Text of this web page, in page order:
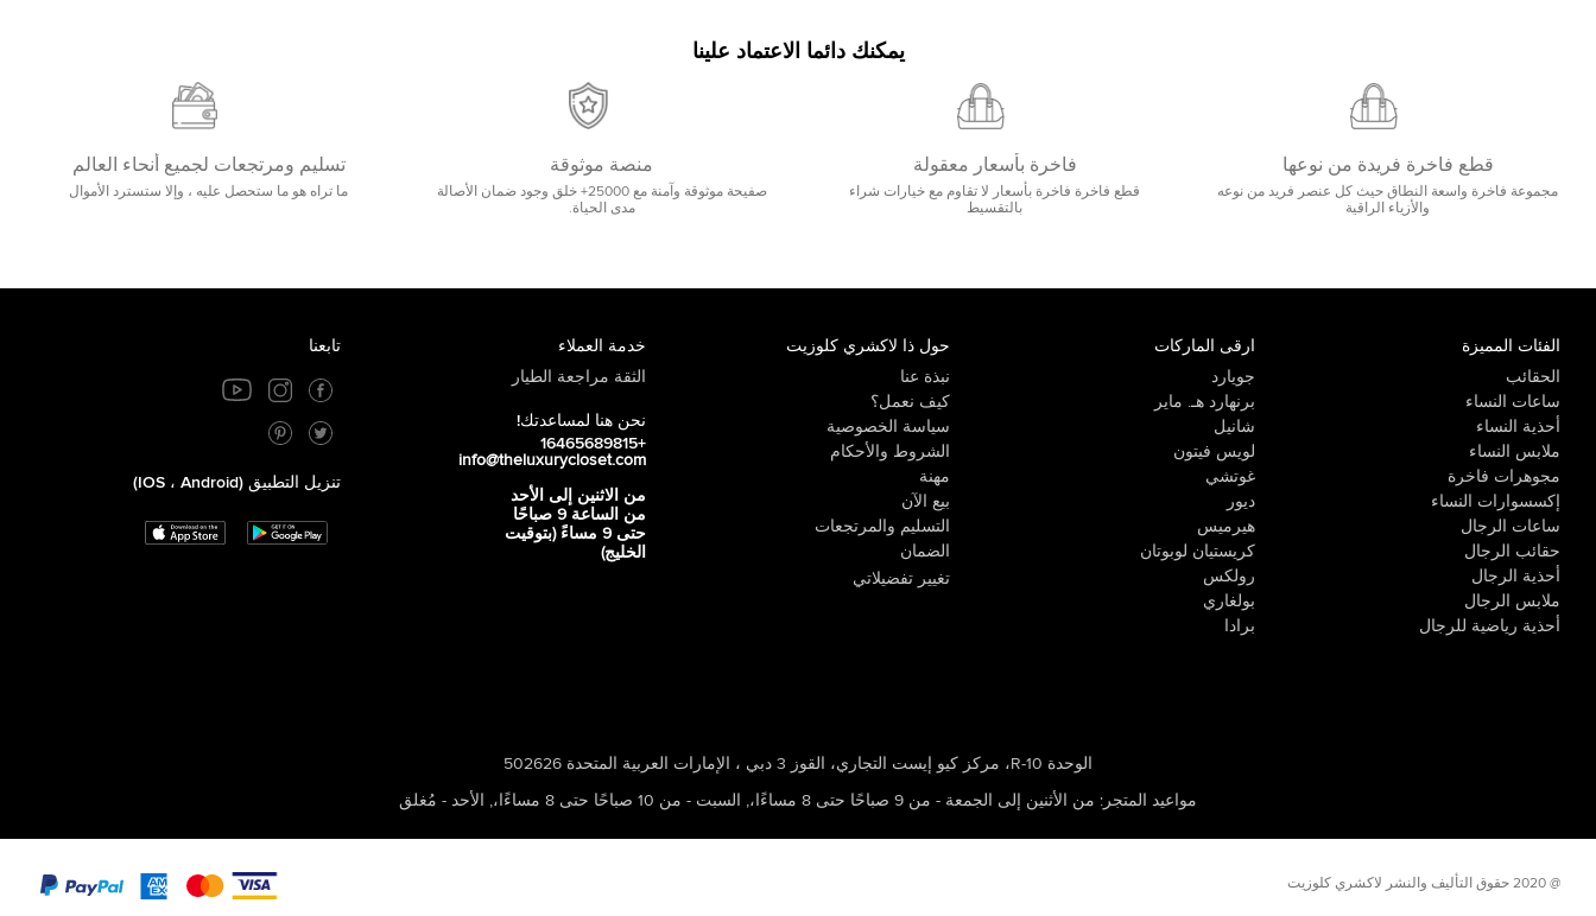
يمكنك دائما الاعتماد علينا
قطع فاخرة فريدة من نوعها
مجموعة فاخرة واسعة النطاق حيث كل عنصر فريد من نوعه
والأزياء الراقية
فاخرة بأسعار معقولة
قطع فاخرة فاخرة بأسعار لا تقاوم مع خيارات شراء
بالتقسيط
منصة موثوقة
صفيحة موثوقة وآمنة مع 25000+ خلق وجود ضمان الأصالة
مدى الحياة.
تسليم ومرتجعات لجميع أنحاء العالم
ما تراه هو ما ستحصل عليه ، وإلا ستسترد الأموال
الفئات المميزة
الحقائب
ساعات النساء
أحذية النساء
ملابس النساء
مجوهرات فاخرة
إكسسوارات النساء
ساعات الرجال
حقائب الرجال
أحذية الرجال
ملابس الرجال
أحذية رياضية للرجال
ارقى الماركات
جويارد
برنهارد هـ. ماير
شانيل
لويس فيتون
غوتشي
ديور
هيرميس
كريستيان لوبوتان
رولكس
بولغاري
برادا
حول ذا لاكشري كلوزيت
نبذة عنا
كيف نعمل؟
سياسة الخصوصية
الشروط والأحكام
مهنة
بيع الآن
التسليم والمرتجعات
الضمان
تغيير تفضيلاتي
خدمة العملاء
الثقة مراجعة الطيار
نحن هنا لمساعدتك!
+16465689815
info@theluxurycloset.com
من الاثنين إلى الأحد
من الساعة 9 صباحًا
حتى 9 مساءً (بتوقيت
الخليج)
تابعنا
تنزيل التطبيق (iOS ، Android)
الوحدة R-10، مركز كيو إيست التجاري، القوز 3 دبي ، الإمارات العربية المتحدة 502626
مواعيد المتجر : من الأثنين إلى الجمعة - من 9 صباحًا حتى 8 مساءًا، , السبت - من 10 صباحًا حتى 8 مساءًا، , الأحد - مُغلق
@ 2020 حقوق التأليف والنشر لاكشري كلوزيت